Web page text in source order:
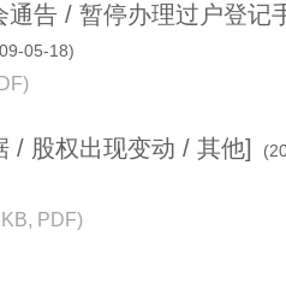
告 / 暂停办理过户登记
05-18)
/ 股权出现变动 / 其他]
PDF)